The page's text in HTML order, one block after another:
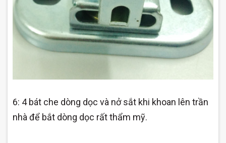
6: 4 bát che dòng dọc và nở sắt khi khoan lên trần
nhà để bắt dòng dọc rất thẩm mỹ.